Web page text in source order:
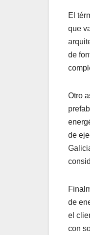
El
que
de
Otro
de
de
el
con